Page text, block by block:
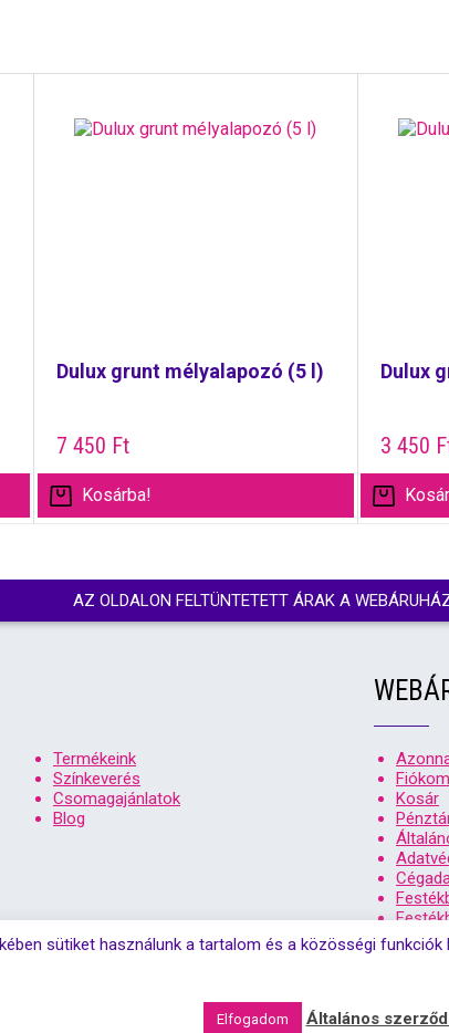
Dulux grunt mélyalapozó (5 l)
7 450 Ft
Kosárba!
Dulux
3 450
AZ OLDALON FELTÜNTETETT ÁRAK A
Termékeink
Színkeverés
Csomagajánlatok
Blog
Fiókom
Kosár
© Copyright 2026. Színsziget festékbolt debrecen, és
sütiket használunk a tartalom és a közösségi
Elfogadom Általános